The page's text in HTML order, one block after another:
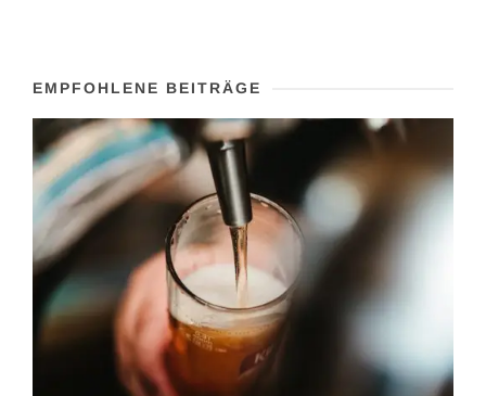
EMPFOHLENE BEITRÄGE